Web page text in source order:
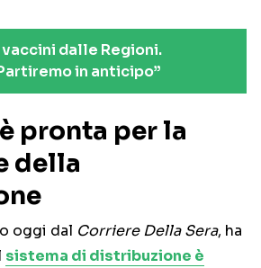
dalle Regioni.
in anticipo”
pronta per la
della
oggi dal Corriere Della Sera, ha
sistema di distribuzione è